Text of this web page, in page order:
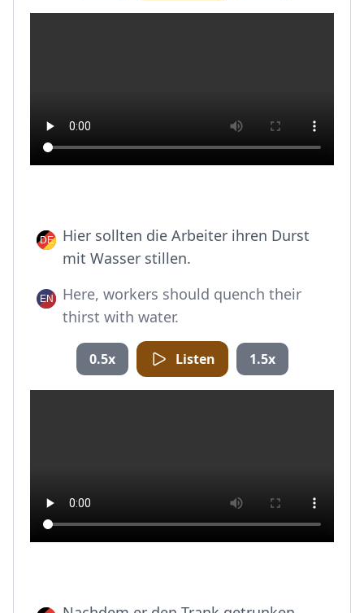
Hier sollten die Arbeiter ihren Durst
mit Wasser stillen.
Here, workers should quench their
thirst with water.
0.5x Listen 1.5x